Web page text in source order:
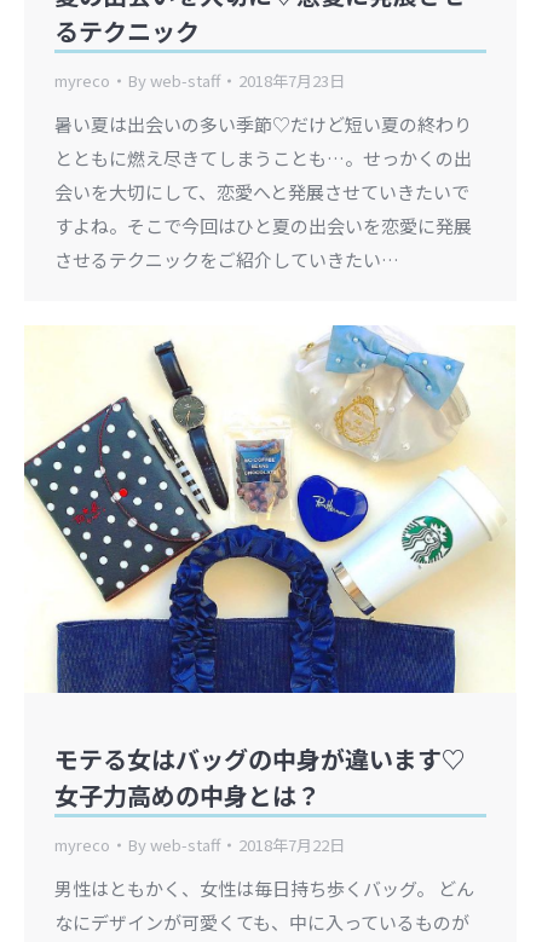
るテクニック
myreco Byweb-staff 2018年7月23日
暑い夏は出会いの多い季節♡だけど短い夏の終わり
とともに燃え尽きてしまうことも…。せっかくの出
会いを大切にして、恋愛へと発展させていきたいで
すよね。そこで今回はひと夏の出会いを恋愛に発展
させるテクニックをご紹介していきたい…
モテる女はバッグの中身が違います♡
女子力高めの中身とは？
myreco Byweb-staff 2018年7月22日
男性はともかく、女性は毎日持ち歩くバッグ。 どん
なにデザインが可愛くても、中に入っているものが